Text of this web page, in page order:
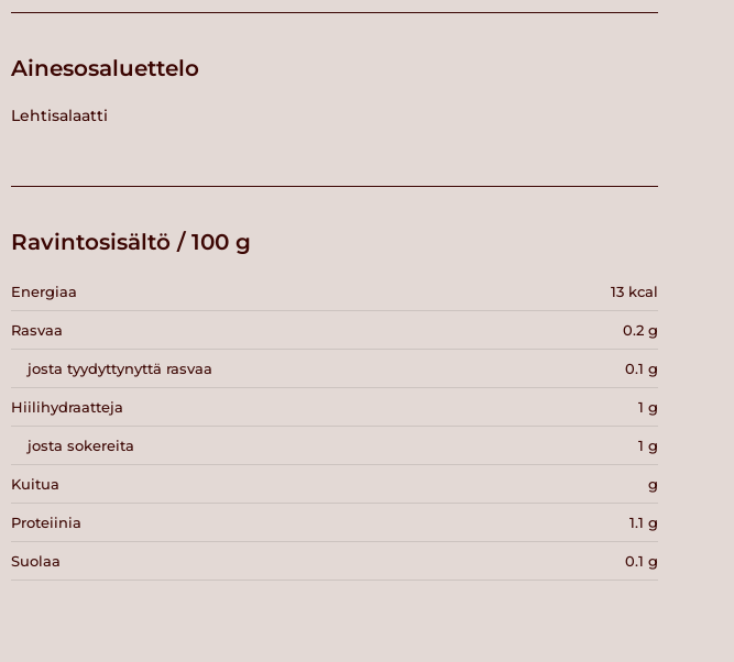
Ainesosaluettelo
Lehtisalaatti
Ravintosisältö / 100 g
Energiaa 13 kcal
Rasvaa 0.2 g
josta tyydyttynyttä rasvaa 0.1 g
Hiilihydraatteja 1 g
josta sokereita 1 g
Kuitua g
Proteiinia 1.1 g
Suolaa 0.1 g